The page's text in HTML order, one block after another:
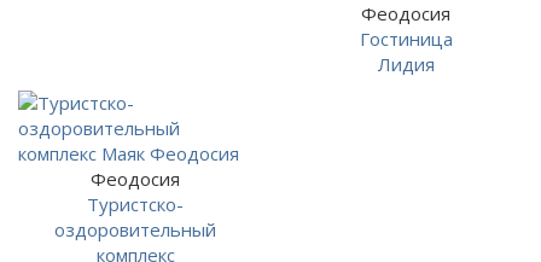
Феодосия
Гостиница
Лидия
Феодосия
Туристско-
оздоровительный
комплекс